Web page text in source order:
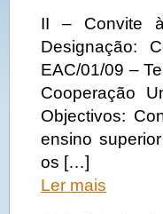
II – Convite
Designação:
EAC/01/09 –
Cooperação
Objectivos:
ensino
os […]
Ler mais